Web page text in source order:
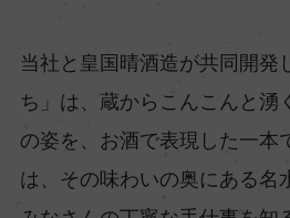
当社と皇国晴酒造が共同開発
ち」は、蔵からこんこんと湧
の姿を、お酒で表現した一本
は、その味わいの奥にある名